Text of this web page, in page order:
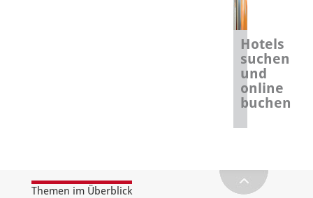
Hotels
suchen
und
online
buchen
Themen im Überblick